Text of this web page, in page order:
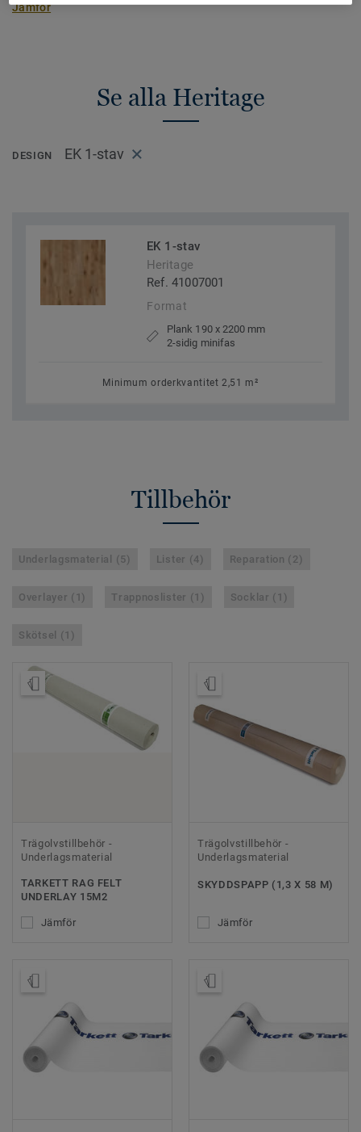
Jämför
Se alla Heritage
DESIGN EK 1-stav
EK 1-stav
Heritage
Ref. 41007001
Format
Plank 190 x 2200 mm
2-sidig minifas
Minimum orderkvantitet 2,51 m²
Tillbehör
Underlagsmaterial (5) Lister (4) Reparation (2)
Overlayer (1) Trappnoslister (1) Socklar (1)
Skötsel (1)
Beställ prov
Trägolvstillbehör -
Underlagsmaterial
TARKETT RAG FELT
UNDERLAY 15M2
Jämför
Trägolvstillbehör -
Underlagsmaterial
SKYDDSPAPP (1,3 X 58 M)
Jämför